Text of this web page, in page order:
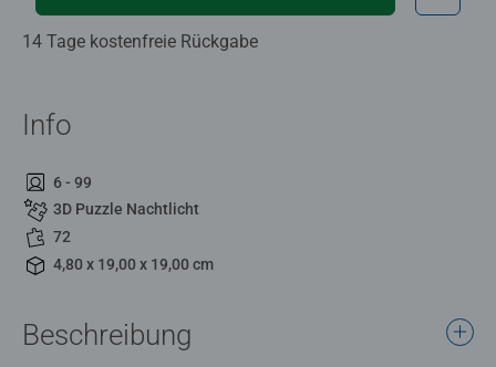
14 Tage kostenfreie Rückgabe
Info
6 - 99
3D Puzzle Nachtlicht
72
4,80 x 19,00 x 19,00 cm
Beschreibung